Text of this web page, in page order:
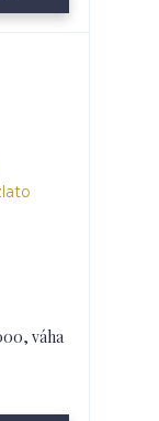
váha